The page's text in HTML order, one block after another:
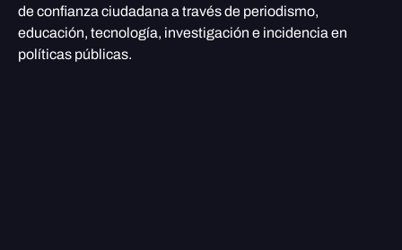
de confianza ciudadana a través de periodismo,
educación, tecnología, investigación e incidencia en
políticas públicas.